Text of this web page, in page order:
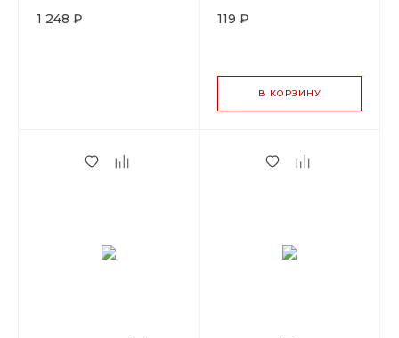
парафин 100%, 30 шт
1 248 ₽
подсвечнику, 24 шт/
119 ₽
В КОРЗИНУ